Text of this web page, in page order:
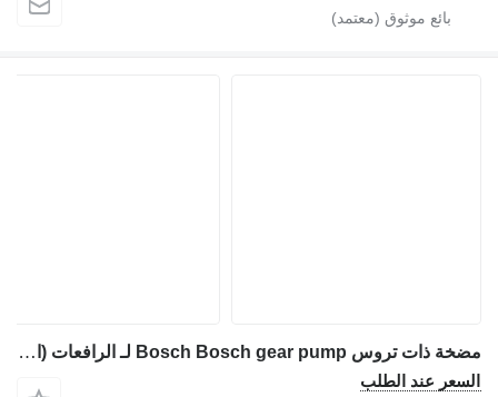
مضخة ذات تروس Bosch Bosch gear pump لـ الرافعات (الأوناش)
السعر عند الطلب